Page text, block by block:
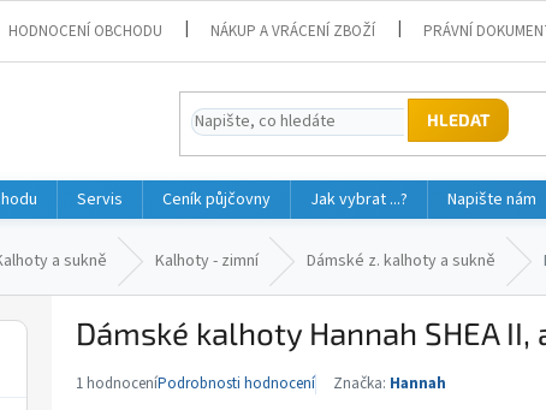
HODNOCENÍ OBCHODU NÁKUP A VRÁCENÍ ZBOŽÍ PRÁVNÍ
HLEDAT
Servis Ceník půjčovny Jak vybrat ...? Napište nám
a sukně Kalhoty - zimní Dámské z. kalhoty a sukně
Dámské kalhoty Hannah SHEA
Průměrné
1 hodnoceníPodrobnosti hodnocení Značka: Hannah